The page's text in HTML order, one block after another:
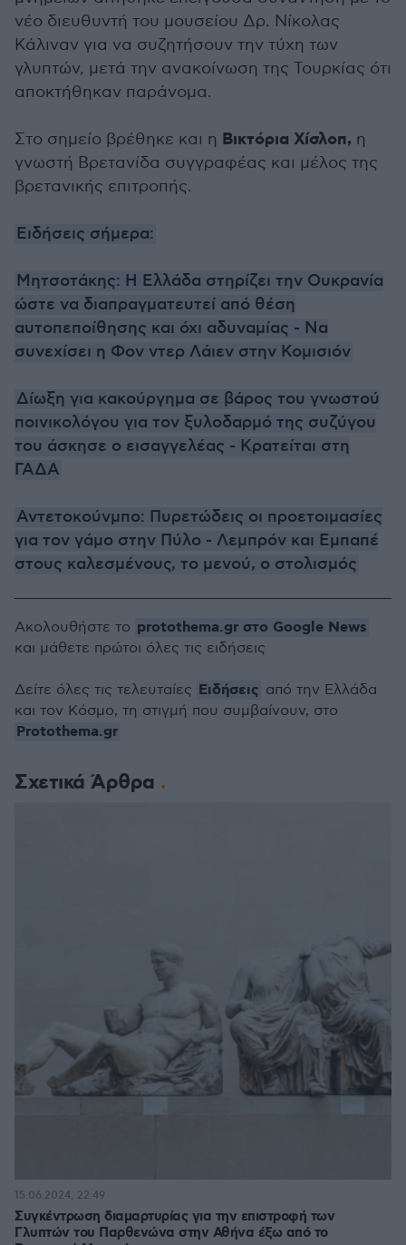
νέο διευθυντή του μουσείου Δρ. Νίκολας
Κάλιναν για να συζητήσουν την τύχη των
γλυπτών, μετά την ανακοίνωση της Τουρκίας ότι
αποκτήθηκαν παράνομα.
Στο σημείο βρέθηκε και η Βικτόρια Χίσλοπ, η
γνωστή Βρετανίδα συγγραφέας και μέλος της
βρετανικής επιτροπής.
Ειδήσεις σήμερα:
Μητσοτάκης: Η Ελλάδα στηρίζει την Ουκρανία
ώστε να διαπραγματευτεί από θέση
αυτοπεποίθησης και όχι αδυναμίας - Να
συνεχίσει η Φον ντερ Λάιεν στην Κομισιόν
Δίωξη για κακούργημα σε βάρος του γνωστού
ποινικολόγου για τον ξυλοδαρμό της συζύγου
του άσκησε ο εισαγγελέας - Κρατείται στη
ΓΑΔΑ
Αντετοκούνμπο: Πυρετώδεις οι προετοιμασίες
για τον γάμο στην Πύλο - Λεμπρόν και Εμπαπέ
στους καλεσμένους, το μενού, ο στολισμός
Σχετικά Άρθρα
Συγκέντρωση διαμαρτυρίας για την επιστροφή των
Γλυπτών του Παρθενώνα στην Αθήνα έξω από το
15.06.2024, 22:49
Ακολουθήστε το protothema.gr στο Google News
και μάθετε πρώτοι όλες τις ειδήσεις
Δείτε όλες τις τελευταίες Ειδήσεις από την Ελλάδα
και τον Κόσμο, τη στιγμή που συμβαίνουν, στο
Protothema.gr